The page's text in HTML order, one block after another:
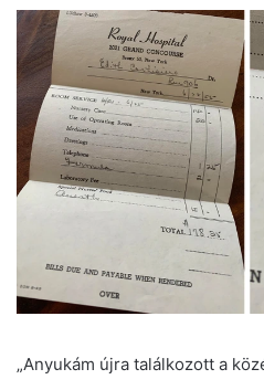
„Anyukám újra találkozott a